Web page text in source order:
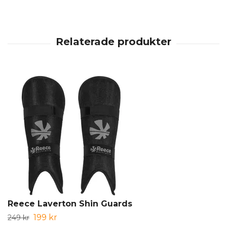
Reece Laverton Shin Guards
249 kr 199 kr